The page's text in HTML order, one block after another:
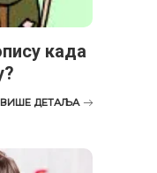
када
ВИШЕ ДЕТАЉА